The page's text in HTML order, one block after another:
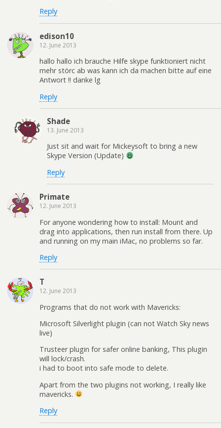
Reply
edison10
12. June 2013
hallo hallo ich brauche Hilfe skype funktioniert nicht
mehr störc ab was kann ich da machen bitte auf eine
Antwort !! danke lg
Reply
Shade
13. June 2013
Just sit and wait for Mickeysoft to bring a new
Skype Version (Update)
Reply
Primate
12. June 2013
For anyone wondering how to install: Mount and
drag into applications, then run install from there. Up
and running on my main iMac, no problems so far.
Reply
T
12. June 2013
Programs that do not work with Mavericks:
Microsoft Silverlight plugin (can not Watch Sky news
live)
Trusteer plugin for safer online banking, This plugin
will lock/crash.
i had to boot into safe mode to delete.
Apart from the two plugins not working, I really like
mavericks.
Reply